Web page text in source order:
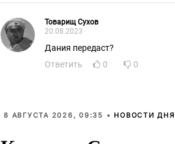
Товарищ Сухов
20.08.2023
Дания передаст?
Ответить
0 0
8 АВГУСТА 2026, 09:35 • НОВОСТИ ДНЯ